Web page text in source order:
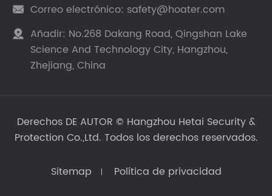
 Correo electrónico: safety@hoater.com
 Añadir: No.268 Dakang Road, Qingshan Lake
Science And Technology City, Hangzhou,
Zhejiang, China
Derechos DE AUTOR © Hangzhou Hetai Security &
Protection Co.,Ltd. Todos los derechos reservados.
Sitemap Política de privacidad